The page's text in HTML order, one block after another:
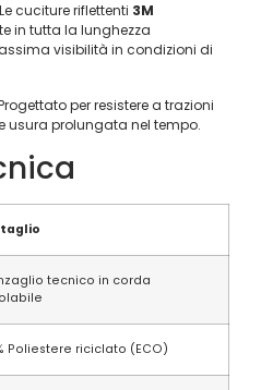
Le cuciture riflettenti 3M
in tutta la lunghezza
visibilità in condizioni di
per resistere a trazioni
usura prolungata nel tempo.
tecnico in corda
Poliestere riciclato (ECO)